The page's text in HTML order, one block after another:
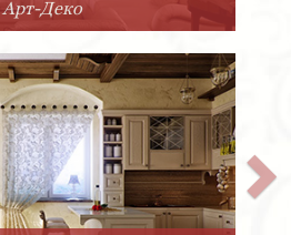
Арт-Деко